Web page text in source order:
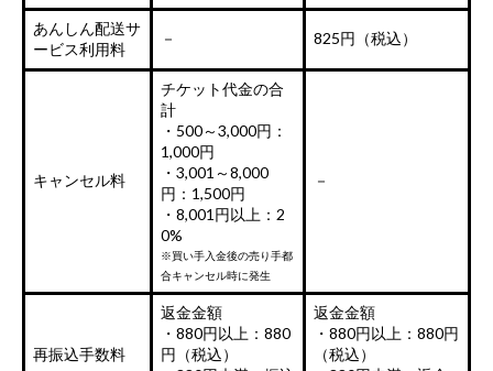
あんしん配送サ
ービス利用料
－ 825円（税込）
キャンセル料
チケット代金の合
計
・500～3,000円：
1,000円
・3,001～8,000
円：1,500円
・8,001円以上：2
0%
※買い手入金後の売り手都
合キャンセル時に発生
－
再振込手数料
返金金額
・880円以上：880
円（税込）
返金金額
・880円以上：880円
（税込）